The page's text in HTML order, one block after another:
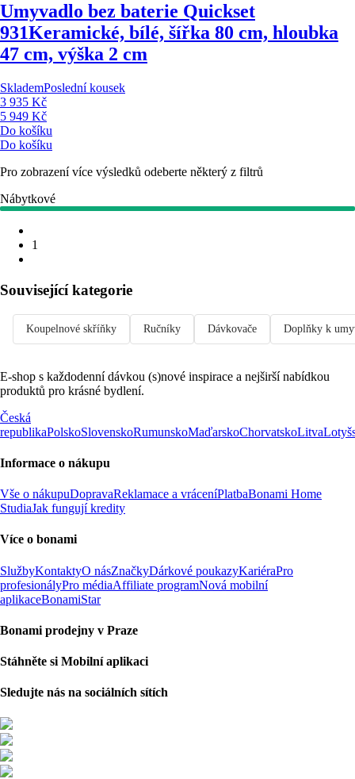
Umyvadlo bez baterie Quickset
931Keramické, bílé, šířka 80 cm, hloubka
47 cm, výška 2 cm
SklademPoslední kousek
3 935 Kč
5 949 Kč
Do košíku
Do košíku
Pro zobrazení více výsledků odeberte některý z filtrů
Nábytkové
1
Související kategorie
Koupelnové skříňky Ručníky Dávkovače Doplňky k
E-shop s každodenní dávkou (s)nové inspirace a nejširší nabídkou
produktů pro krásné bydlení.
Česká
republikaPolskoSlovenskoRumunskoMaďarskoChorvatskoLitva
Informace o nákupu
Vše o nákupuDopravaReklamace a vráceníPlatbaBonami Home
StudiaJak fungují kredity
Více o bonami
SlužbyKontaktyO násZnačkyDárkové poukazyKariéraPro
profesionályPro médiaAffiliate programNová mobilní
aplikaceBonamiStar
Bonami prodejny v Praze
Stáhněte si Mobilní aplikaci
Sledujte nás na sociálních sítích